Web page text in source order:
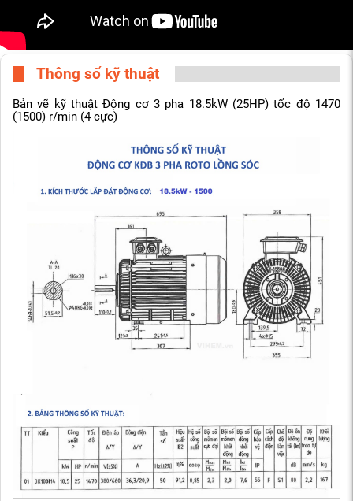
Thông số kỹ thuật
Bản vẽ kỹ thuật Động cơ 3 pha 18.5kW (25HP) tốc độ 1470
(1500) r/min (4 cực)